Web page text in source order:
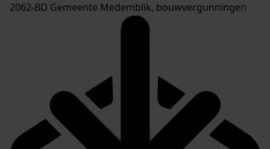
2062-BD Gemeente Medemblik, bouwvergunningen